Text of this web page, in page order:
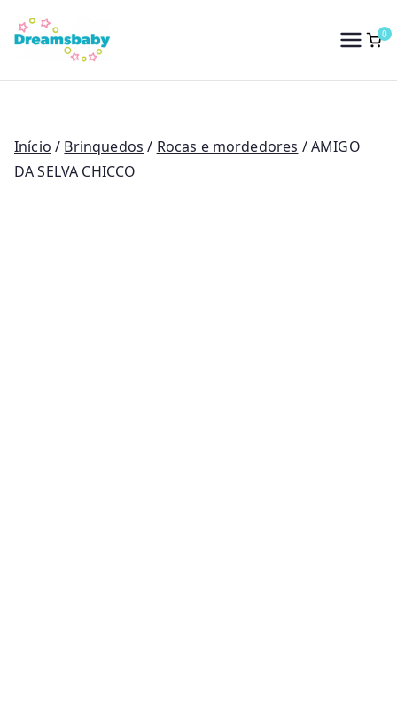
para
conteúdo
Dreams Baby
0
Início / Brinquedos / Rocas e mordedores / AMIGO
DA SELVA CHICCO